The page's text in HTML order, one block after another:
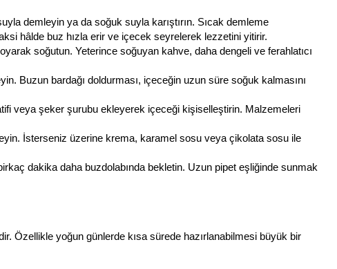
demleyin ya da soğuk suyla karıştırın. Sıcak demleme
hâlde buz hızla erir ve içecek seyrelerek lezzetini yitirir.
soğutun. Yeterince soğuyan kahve, daha dengeli ve ferahlatıcı
Buzun bardağı doldurması, içeceğin uzun süre soğuk kalmasını
veya şeker şurubu ekleyerek içeceği kişiselleştirin. Malzemeleri
İsterseniz üzerine krema, karamel sosu veya çikolata sosu ile
dakika daha buzdolabında bekletin. Uzun pipet eşliğinde sunmak
Özellikle yoğun günlerde kısa sürede hazırlanabilmesi büyük bir